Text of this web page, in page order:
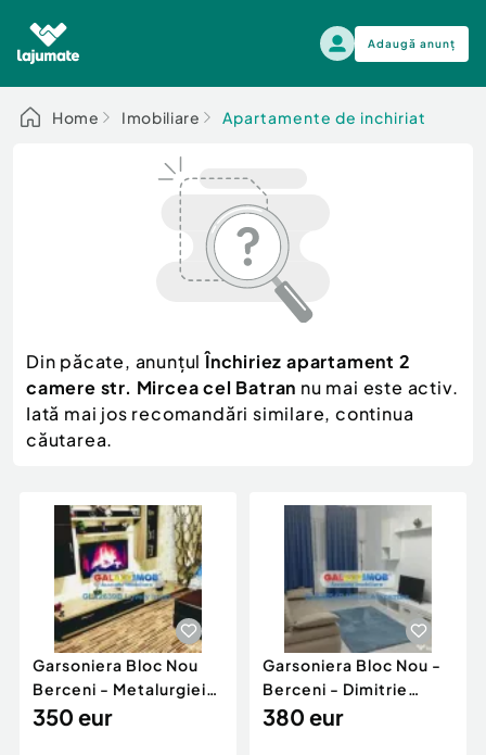
Adaugă anunț
Alege categoria
Auto, moto si ambarcatiuni
Electronice si electrocasnice
Mama si copilul
Moda si frumusete
Sport, timp liber, arta
Servicii
Animale de companie
Afaceri și echipamente profesionale
Inchiriere Bunuri si Vehicule
Auto, moto si ambarcatiuni
Scutere - ATV - UTV
Autoutilitare
Ambarcatiuni
Camioane - Rulote - Remorci
Utilaje agricole si industriale
Piese auto si accesorii
Dacia Duster
Home Imobiliare Apartamente de inchiriat
Din păcate, anunțulÎnchiriez apartament 2
camere str. Mircea cel Batran nu mai este activ.
Iată mai jos recomandări similare, continua
căutarea.
Garsoniera Bloc Nou
Berceni - Metalurgiei
Park - Postalionul
350 eur
Garsoniera Bloc Nou -
Berceni - Dimitrie
Leonida
380 eur